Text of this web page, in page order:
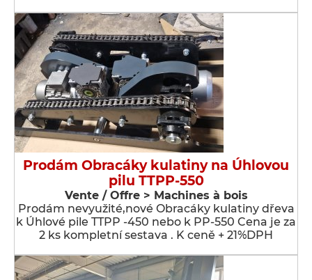
Prodám Obracáky kulatiny na Úhlovou
pilu TTPP-550
Vente / Offre > Machines à bois
Prodám nevyužité,nové Obracáky kulatiny dřeva
k Úhlové pile TTPP -450 nebo k PP-550 Cena je za
2 ks kompletní sestava . K ceně + 21%DPH